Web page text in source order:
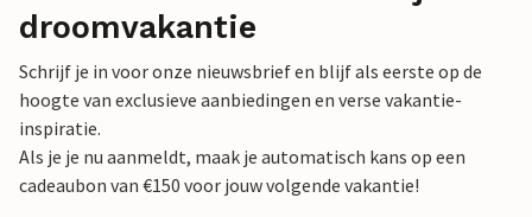
droomvakantie
Schrijf je in voor onze nieuwsbrief en blijf als eerste op de
hoogte van exclusieve aanbiedingen en verse vakantie-
inspiratie.
Als je je nu aanmeldt, maak je automatisch kans op een
cadeaubon van €150 voor jouw volgende vakantie!